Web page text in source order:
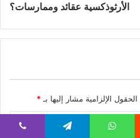
الأرثوذكسية عقائد وممارسات؟
الحقول الإلزامية مشار إليها بـ *